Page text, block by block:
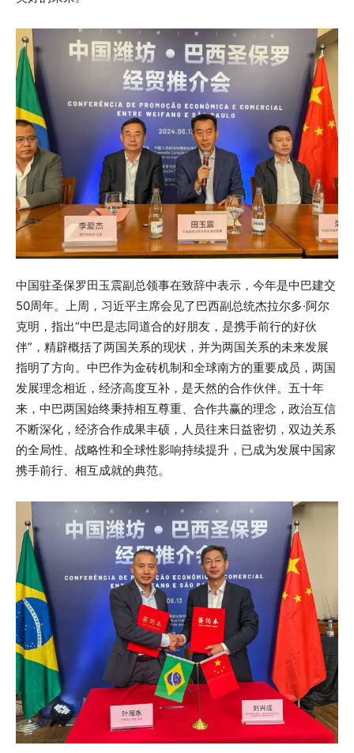
中国驻圣保罗田玉震副总领事在致辞中表示，今年是中巴建交
50周年。上周，习近平主席会见了巴西副总统杰拉尔多·阿尔
克明，指出“中巴是志同道合的好朋友，是携手前行的好伙
伴”，精辟概括了两国关系的现状，并为两国关系的未来发展
指明了方向。中巴作为金砖机制和全球南方的重要成员，两国
发展理念相近，经济高度互补，是天然的合作伙伴。五十年
来，中巴两国始终秉持相互尊重、合作共赢的理念，政治互信
不断深化，经济合作成果丰硕，人员往来日益密切，双边关系
的全局性、战略性和全球性影响持续提升，已成为发展中国家
携手前行、相互成就的典范。